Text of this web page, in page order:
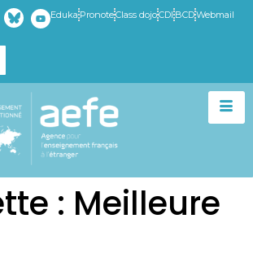
Eduka PronoteClass dojoCDI BCDWebmail
: Meilleure